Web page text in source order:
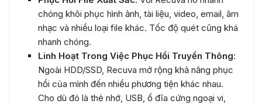
chóng khôi phục hình ảnh, tài liệu, video, email, âm
nhạc và nhiều loại file khác. Tốc độ quét cũng khá
nhanh chóng.
Linh Hoạt Trong Việc Phục Hồi Truyền Thông:
Ngoài HDD/SSD, Recuva mở rộng khả năng phục
hồi của mình đến nhiều phương tiện khác nhau.
Cho dù đó là thẻ nhớ, USB, ổ đĩa cứng ngoại vi,